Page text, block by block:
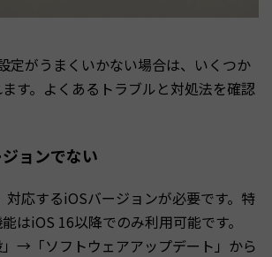
定がうまくいかない場合は、いくつか
す。よくあるトラブルと対処法を確認
ョンでない
対応するiOSバージョンが必要です。特
はiOS 16以降でのみ利用可能です。
→「ソフトウェアアップデート」から